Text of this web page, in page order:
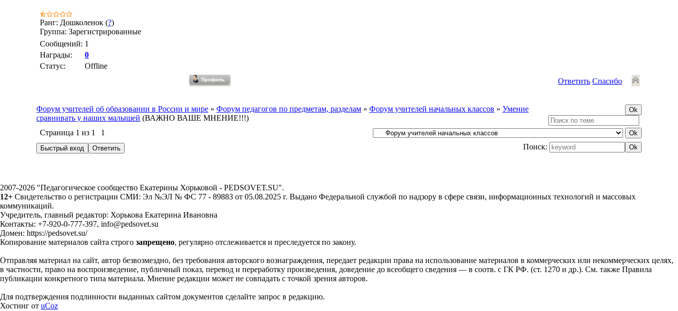
Ранг: Дошколенок (?)
Группа: Зарегистрированные
Сообщений: 1
Награды:
0
Статус:
Offline
Ответить Спасибо
Форум учителей об образовании в России и мире » Форум педагогов по предметам, разделам » Форум учителей начальных классов » Умение
сравнивать у наших малышей (ВАЖНО ВАШЕ МНЕНИЕ!!!)
Страница 1 из 1
1
Поиск:
2007-2026 "Педагогическое сообщество Екатерины Хорьковой - PEDSOVET.SU".
12+ Свидетельство о регистрации СМИ: Эл №ЭЛ № ФС 77 - 89883 от 05.08.2025 г. Выдано Федеральной службой по надзору в сфере связи, информационных технологий и массовых
коммуникаций.
Учредитель, главный редактор: Хорькова Екатерина Ивановна
Контакты: +7-920-0-777-397, info@pedsovet.su
Домен: https://pedsovet.su/
Копирование материалов сайта строго запрещено, регулярно отслеживается и преследуется по закону.
Отправляя материал на сайт, автор безвозмездно, без требования авторского вознаграждения, передает редакции права на использование материалов в коммерческих или некоммерческих целях,
в частности, право на воспроизведение, публичный показ, перевод и переработку произведения, доведение до всеобщего сведения — в соотв. с ГК РФ. (ст. 1270 и др.). См. также Правила
публикации конкретного типа материала. Мнение редакции может не совпадать с точкой зрения авторов.
Для подтверждения подлинности выданных сайтом документов сделайте запрос в редакцию.
Хостинг от uCoz